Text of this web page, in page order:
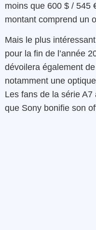
moins que 600 $ / 545
montant comprend un
Mais le plus
pour la fin de l’année
dévoilera également
notamment une
Les fans de la série
que Sony bonifie son